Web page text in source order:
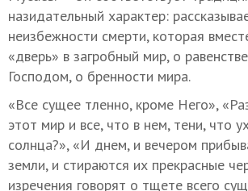
назидательный характер:
неизбежности смерти, которая
«дверь» в загробный мир, о
Господом, о бренности мира.
«Все сущее тленно, кроме Него»,
этот мир и все, что в нем, тени, что
солнца?», «И днем, и вечером
земли, и стираются их прекрасные
изречения говорят о тщете всего